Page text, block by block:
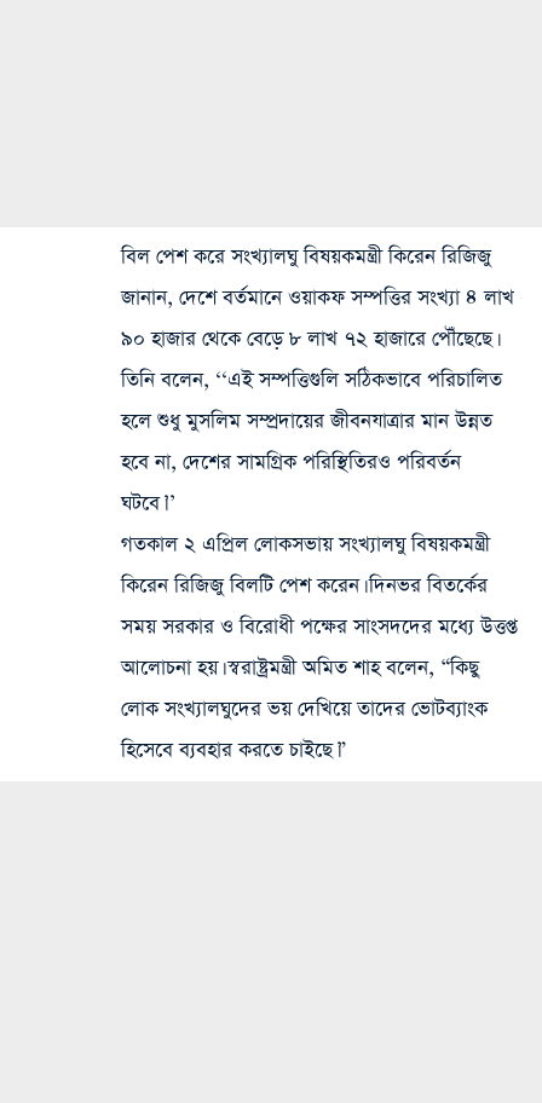
বিল পেশ করে সংখ্যালঘু বিষয়কমন্ত্রী কিরেন রিজিজু
জানান, দেশে বর্তমানে ওয়াকফ সম্পত্তির সংখ্যা ৪ লাখ
৯০ হাজার থেকে বেড়ে ৮ লাখ ৭২ হাজারে পৌঁছেছে।
তিনি বলেন, ‘‘এই সম্পত্তিগুলি সঠিকভাবে পরিচালিত
হলে শুধু মুসলিম সম্প্রদায়ের জীবনযাত্রার মান উন্নত
হবে না, দেশের সামগ্রিক পরিস্থিতিরও পরিবর্তন
ঘটবে।’’
গতকাল ২ এপ্রিল লোকসভায় সংখ্যালঘু বিষয়কমন্ত্রী
কিরেন রিজিজু বিলটি পেশ করেন। দিনভর বিতর্কের
সময় সরকার ও বিরোধী পক্ষের সাংসদদের মধ্যে উত্তপ্ত
আলোচনা হয়। স্বরাষ্ট্রমন্ত্রী অমিত শাহ বলেন, “কিছু
লোক সংখ্যালঘুদের ভয় দেখিয়ে তাদের ভোটব্যাংক
হিসেবে ব্যবহার করতে চাইছে।”